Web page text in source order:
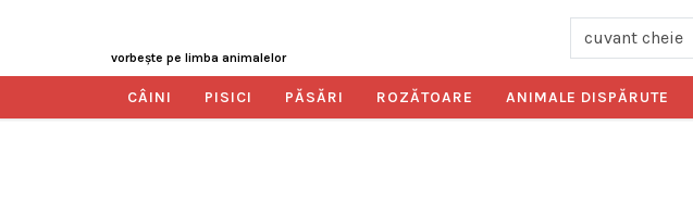
vorbeşte pe limba animalelor
CÂINI PISICI PĂSĂRI ROZĂTOARE ANIMALE DISPĂRUTE